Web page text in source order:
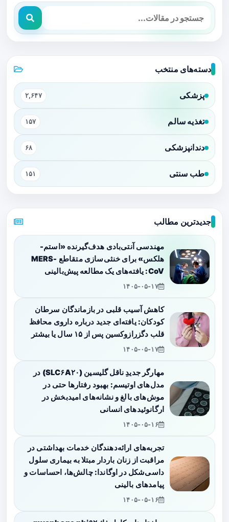
دسته‌های منتخب
پزشکی ۲,۶۴۷
تغذیه سالم ۱۵۷
دندانپزشکی ۶۸
طب سنتی ۱۵۱
جدیدترین مطالب
مهندسی آنتی‌بادی هدف‌گیرنده «استم-
هلکس» برای خنثی‌سازی متقاطع MERS-
CoV: یافته‌های یک مطالعه پیش‌بالینی
۱۴۰۵-۰۵-۱۷
کاهش آسیب قلبی در بازماندگان سرطان
کودکان: یافته‌ای جدید درباره داروی محافظ
قلب دگزرازوکسین پس از ۱۵ سال یا بیشتر
۱۴۰۵-۰۵-۱۷
مهارگر جدیدِ ناقل گلیسین (SLC۶A۲۰) در
مدل‌های اوتیسم: بهبود رفتارها حتی در
موش‌های بالغ و نشانه‌های امیدبخش در
ارگانوئیدهای انسانی
۱۴۰۵-۰۵-۱۶
تجربه‌های ارائه‌دهندگان خدمات بهداشتی در
مراقبت از زنان باردار مبتلا به بیماری سلول
داسی‌شکل در اوگاندا: چالش‌ها، احساسات و
پیامدهای بالینی
۱۴۰۵-۰۵-۱۶